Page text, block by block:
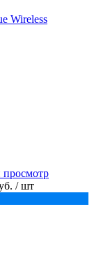
Wireless
/ шт